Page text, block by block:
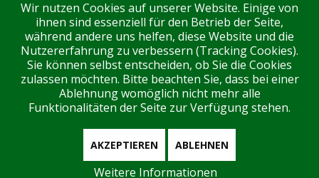
Impressum Datenschutz Über uns Kontakt
Tags Unterstützen Sie uns! Login
Aktuell sind 112 Gäste und keine Mitglieder online
Wir nutzen Cookies auf unserer Website. Einige von
ihnen sind essenziell für den Betrieb der Seite,
während andere uns helfen, diese Website und die
Nutzererfahrung zu verbessern (Tracking Cookies).
Sie können selbst entscheiden, ob Sie die Cookies
zulassen möchten. Bitte beachten Sie, dass bei einer
Ablehnung womöglich nicht mehr alle
Funktionalitäten der Seite zur Verfügung stehen.
AKZEPTIEREN ABLEHNEN
Weitere Informationen